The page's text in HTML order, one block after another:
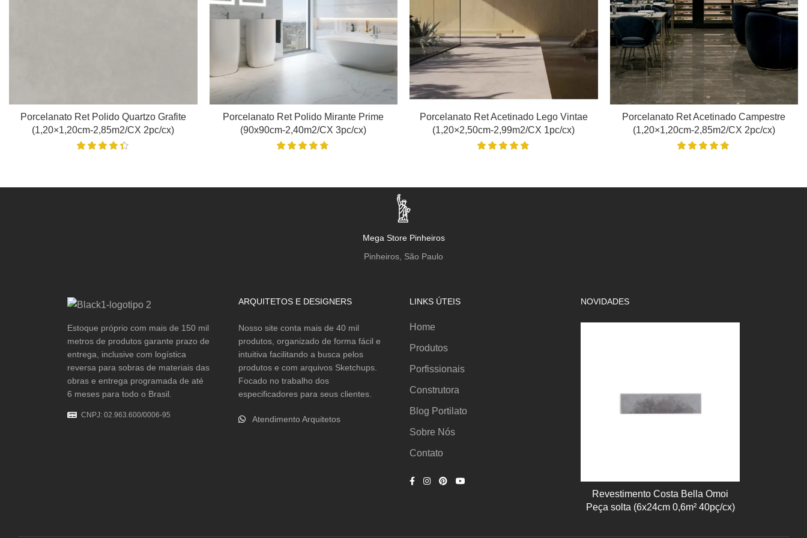
Porcelanato Ret Polido Quartzo Grafite
(1,20×1,20cm-2,85m2/CX 2pc/cx)
Porcelanato Ret Polido Mirante Prime
(90x90cm-2,40m2/CX 3pc/cx)
Porcelanato Ret Acetinado Lego Vintae
(1,20×2,50cm-2,99m2/CX 1pc/cx)
Porcelanato Ret Acetinado Campestre
(1,20×1,20cm-2,85m2/CX 2pc/cx)
Mega Store Pinheiros
Pinheiros, São Paulo
Estoque próprio com mais de 150 mil
metros de produtos garante prazo de
entrega, inclusive com logística
reversa para sobras de materiais das
obras e entrega programada de até
6 meses para todo o Brasil.
CNPJ: 02.963.600/0006-95
ARQUITETOS E DESIGNERS
Nosso site conta mais de 40 mil
produtos, organizado de forma fácil e
intuitiva facilitando a busca pelos
produtos e com arquivos Sketchups.
Focado no trabalho dos
especificadores para seus clientes.
Atendimento Arquitetos
LINKS ÚTEIS
Home
Produtos
Porfissionais
Construtora
Blog Portilato
Sobre Nós
Contato
NOVIDADES
Revestimento Costa Bella Omoi
Peça solta (6x24cm 0,6m² 40pç/cx)